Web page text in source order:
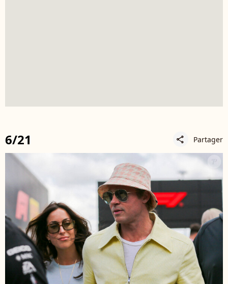
6/21 share Partager